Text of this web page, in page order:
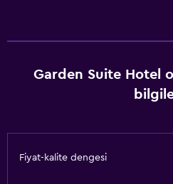
Garden Suite Hotel
Fiyat-kalite dengesi